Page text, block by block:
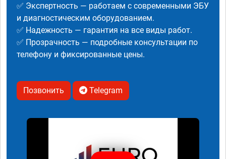
✅ Экспертность — работаем с современными ЭБУ
и диагностическим оборудованием.
✅ Надежность — гарантия на все виды работ.
✅ Прозрачность — подробные консультации по
телефону и фиксированные цены.
Позвонить Telegram